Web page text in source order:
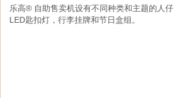
接受现金券: 不接受
乐高® 自助售卖机设有不同种类和主题的人仔
LED匙扣灯，行李挂牌和节日盒组。